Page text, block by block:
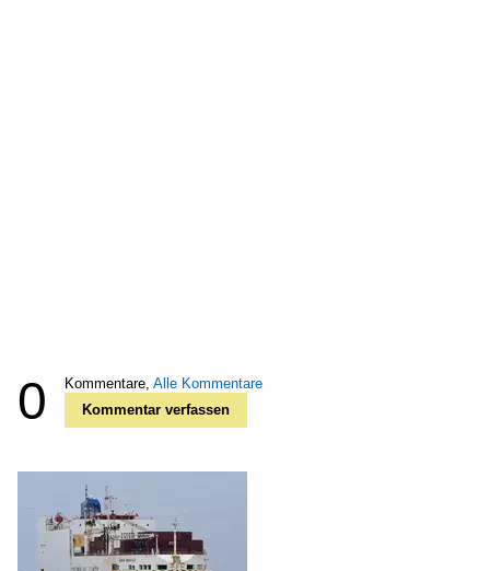
0 Kommentare, Alle Kommentare
Kommentar verfassen